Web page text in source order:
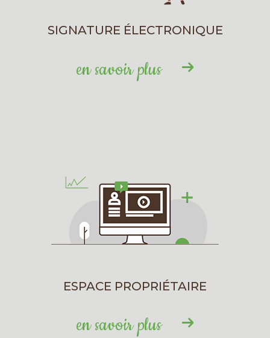
SIGNATURE ÉLECTRONIQUE
en savoir plus
ESPACE PROPRIÉTAIRE
en savoir plus